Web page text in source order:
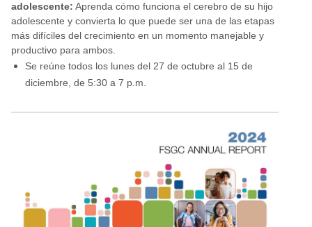
adolescente: Aprenda cómo funciona el cerebro de su hijo
adolescente y convierta lo que puede ser una de las etapas
más difíciles del crecimiento en un momento manejable y
productivo para ambos.
Se reúne todos los lunes del 27 de octubre al 15 de
diciembre, de 5:30 a 7 p.m.